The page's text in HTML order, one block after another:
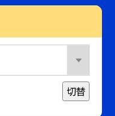
切替